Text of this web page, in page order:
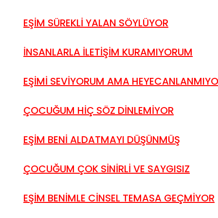
EŞİM SÜREKLİ YALAN SÖYLÜYOR
İNSANLARLA İLETİŞİM KURAMIYORUM
EŞİMİ SEVİYORUM AMA
ÇOCUĞUM HİÇ SÖZ DİNLEMİYOR
EŞİM BENİ ALDATMAYI DÜŞÜNMÜŞ
ÇOCUĞUM ÇOK SİNİRLİ VE SAYGISIZ
EŞİM BENİMLE CİNSEL TEMASA GEÇMİYOR